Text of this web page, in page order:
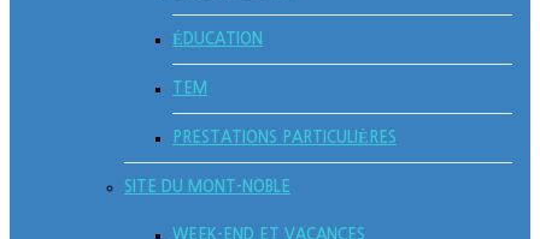
ÉDUCATION
TEM
PRESTATIONS PARTICULIÈRES
SITE DU MONT-NOBLE
WEEK-END ET VACANCES